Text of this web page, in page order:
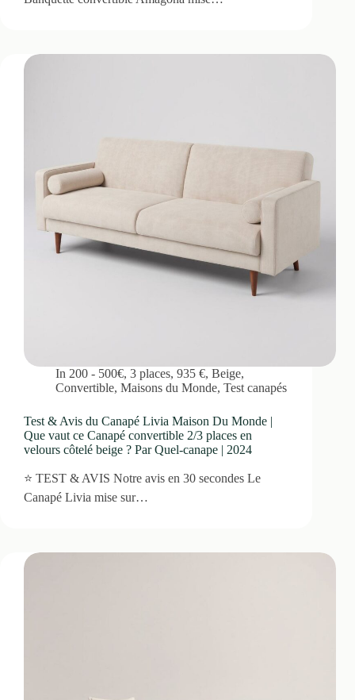
In 200 - 500€,3 places,935 €,Beige,
Convertible, Maisons du Monde, Test canapés
Test & Avis du Canapé Livia Maison Du Monde |
Que vaut ce Canapé convertible 2/3 places en
velours côtelé beige ? Par Quel-canape | 2024
⭐ TEST & AVIS Notre avis en 30 secondes Le
Canapé Livia mise sur…